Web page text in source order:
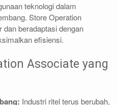
teknologi dalam
Store Operation
beradaptasi dengan
efisiensi.
Associate yang
Industri ritel terus berubah,